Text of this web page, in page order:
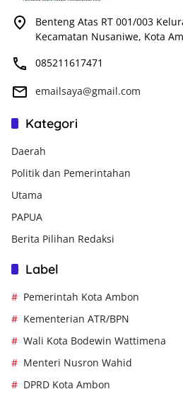
Benteng Atas RT 001/003
Kecamatan Nusaniwe, Kota
085211617471
emailsaya@gmail.com
Kategori
Daerah
Politik dan Pemerintahan
Utama
PAPUA
Berita Pilihan Redaksi
Label
Pemerintah Kota Ambon
Kementerian ATR/BPN
Wali Kota Bodewin Wattimena
Menteri Nusron Wahid
DPRD Kota Ambon